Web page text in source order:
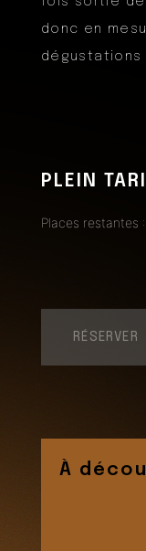
donc en
dégustations
PLEIN
Places restantes
RÉSERVER
À